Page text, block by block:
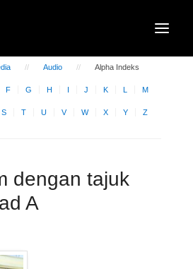
Audio Alpha Indeks
F G H I J K L M
S T U V W X Y Z
dengan tajuk
A